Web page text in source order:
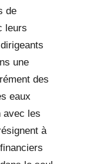
de
leurs
une
des
eaux
avec les
à